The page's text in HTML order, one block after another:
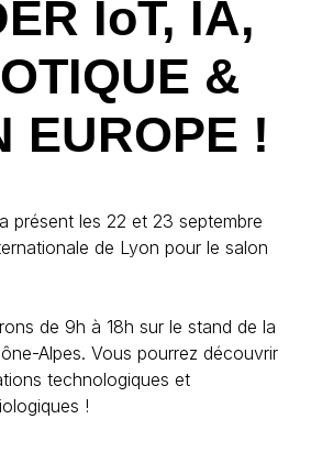
IoT, IA,
&
EUROPE !
présent les 22 et 23 septembre
de Lyon pour le salon
de 9h à 18h sur le stand de la
Alpes. Vous pourrez découvrir
technologiques et
!